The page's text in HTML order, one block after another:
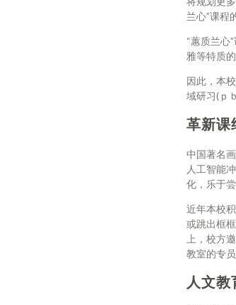
兰心”课程
“蕙质兰心
雅等特质
因此，本
域研习(ｐ
革新
中国著名
人工智能
化，乐于
近年本校
或跳出框
上，校方
教室的专
人文